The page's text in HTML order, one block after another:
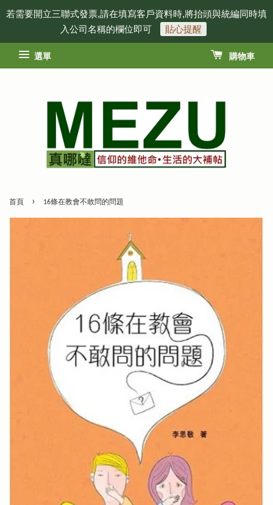
若需要開立三聯式發票,請在填寫客戶資料時,將抬頭與統編同時填
入公司名稱的欄位即可
貼心提醒
選單 購物車
首頁 › 16條在教會不敢問的問題